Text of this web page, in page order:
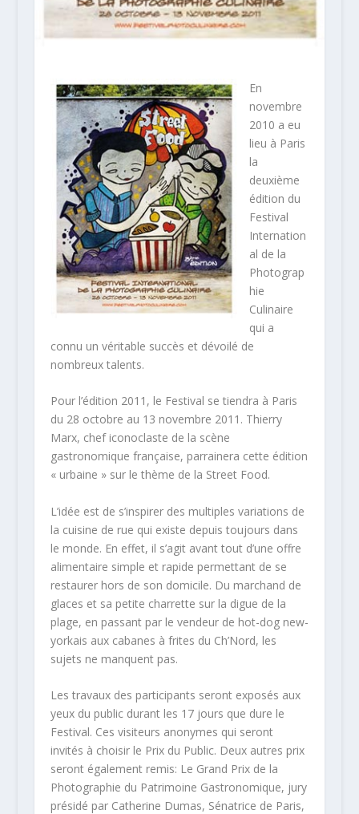
En
novembre
2010 a eu
lieu à Paris
la
deuxième
édition du
Festival
Internation
al de la
Photograp
hie
Culinaire
qui a
connu un véritable succès et dévoilé de
nombreux talents.
Pour l’édition 2011, le Festival se tiendra à Paris
du 28 octobre au 13 novembre 2011. Thierry
Marx, chef iconoclaste de la scène
gastronomique française, parrainera cette édition
« urbaine » sur le thème de la Street Food.
L’idée est de s’inspirer des multiples variations de
la cuisine de rue qui existe depuis toujours dans
le monde. En effet, il s’agit avant tout d’une offre
alimentaire simple et rapide permettant de se
restaurer hors de son domicile. Du marchand de
glaces et sa petite charrette sur la digue de la
plage, en passant par le vendeur de hot-dog new-
yorkais aux cabanes à frites du Ch’Nord, les
sujets ne manquent pas.
Les travaux des participants seront exposés aux
yeux du public durant les 17 jours que dure le
Festival. Ces visiteurs anonymes qui seront
invités à choisir le Prix du Public. Deux autres prix
seront également remis: Le Grand Prix de la
Photographie du Patrimoine Gastronomique, jury
présidé par Catherine Dumas, Sénatrice de Paris,